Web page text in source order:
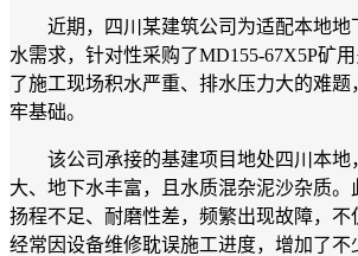
近期，四川某建筑公司为适配本地地
水需求，针对性采购了MD155-67X5P矿
了施工现场积水严重、排水压力大的难
牢基础。
该公司承接的基建项目地处四川本地
大、地下水丰富，且水质混杂泥沙杂质。
扬程不足、耐磨性差，频繁出现故障，不
经常因设备维修耽误施工进度，增加了不